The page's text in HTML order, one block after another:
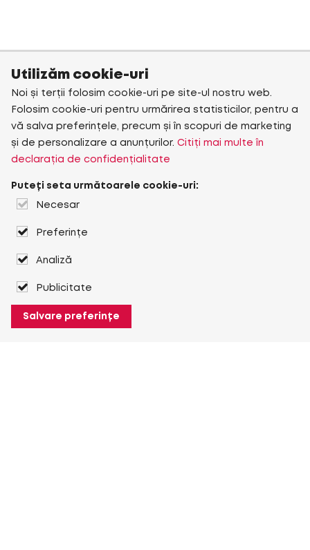
Utilizăm cookie-uri
Noi și terții folosim cookie-uri pe site-ul nostru web.
Folosim cookie-uri pentru urmărirea statisticilor, pentru a
vă salva preferințele, precum și în scopuri de marketing
și de personalizare a anunțurilor. Citiți mai multe în
declarația de confidențialitate
Puteți seta următoarele cookie-uri:
Necesar
Preferințe
Analiză
Publicitate
Salvare preferințe